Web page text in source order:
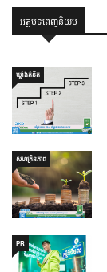
អត្ថបទពេញនិយម
ឃ្លាំង​គំនិត
សហគ្រិនភាព
PR